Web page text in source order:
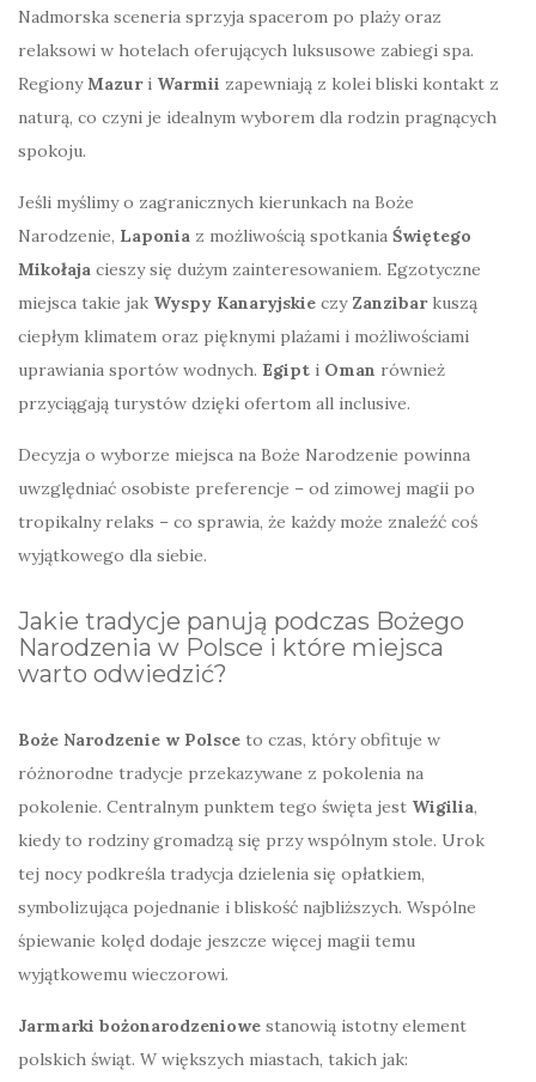
Nadmorska sceneria sprzyja spacerom po plaży oraz
relaksowi w hotelach oferujących luksusowe zabiegi spa.
Regiony Mazuri Warmii zapewniają z kolei bliski kontakt z
naturą, co czyni je idealnym wyborem dla rodzin pragnących
spokoju.
Jeśli myślimy o zagranicznych kierunkach na Boże
Narodzenie, Laponia z możliwością spotkania Świętego
Mikołaja cieszy się dużym zainteresowaniem. Egzotyczne
miejsca takie jak Wyspy Kanaryjskie czy Zanzibarkuszą
ciepłym klimatem oraz pięknymi plażami i możliwościami
uprawiania sportów wodnych. Egipt i Oman również
przyciągają turystów dzięki ofertom all inclusive.
Decyzja o wyborze miejsca na Boże Narodzenie powinna
uwzględniać osobiste preferencje – od zimowej magii po
tropikalny relaks – co sprawia, że każdy może znaleźć coś
wyjątkowego dla siebie.
Jakie tradycje panują podczas Bożego
Narodzenia w Polsce i które miejsca
warto odwiedzić?
Boże Narodzenie w Polsce to czas, który obfituje w
różnorodne tradycje przekazywane z pokolenia na
pokolenie. Centralnym punktem tego święta jest Wigilia,
kiedy to rodziny gromadzą się przy wspólnym stole. Urok
tej nocy podkreśla tradycja dzielenia się opłatkiem,
symbolizująca pojednanie i bliskość najbliższych. Wspólne
śpiewanie kolęd dodaje jeszcze więcej magii temu
wyjątkowemu wieczorowi.
Jarmarki bożonarodzeniowe stanowią istotny element
polskich świąt. W większych miastach, takich jak: